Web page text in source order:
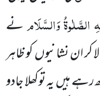
الصَّلٰوۃُوَالسَّلَامنے
ان نشانیوںکو ظاہر
رہے ہیںیہ توکھلا جادو